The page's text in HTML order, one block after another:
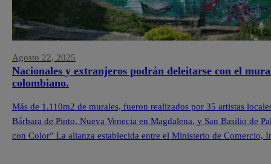
Agosto 22, 2025
Nacionales y extranjeros podrán deleitarse con el
colombiano.
Más de 1.110m2 de murales, fueron realizados por 35 artistas
Bárbara de Pinto, Nueva Venecia en Magdalena, y San Basilio de
con Color” La alianza establecida entre el Ministerio de